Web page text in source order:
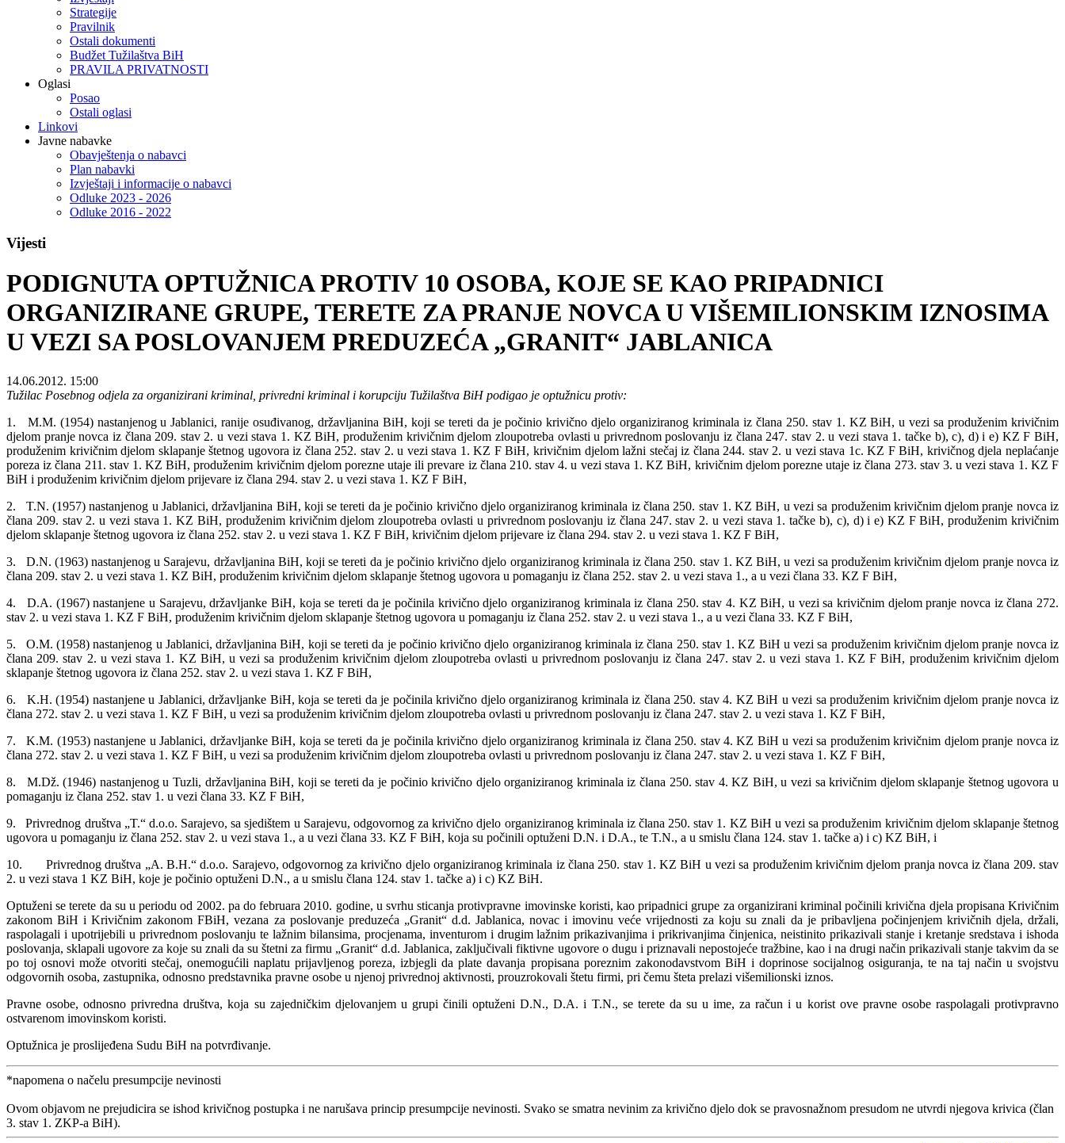
Strategije
Pravilnik
Ostali dokumenti
Budžet Tužilaštva BiH
PRAVILA PRIVATNOSTI
Oglasi
Posao
Ostali oglasi
Linkovi
Javne nabavke
Obavještenja o nabavci
Plan nabavki
Izvještaji i informacije o nabavci
Odluke 2023 - 2026
Odluke 2016 - 2022
Vijesti
PODIGNUTA OPTUŽNICA PROTIV 10 OSOBA, KOJE SE KAO PRIPADNICI
ORGANIZIRANE GRUPE, TERETE ZA PRANJE NOVCA U VIŠEMILIONSKIM IZNOSIMA
U VEZI SA POSLOVANJEM PREDUZEĆA „GRANIT“ JABLANICA
14.06.2012. 15:00
Tužilac Posebnog odjela za organizirani kriminal, privredni kriminal i korupciju Tužilaštva BiH podigao je optužnicu protiv:
1. M.M. (1954) nastanjenog u Jablanici, ranije osuđivanog, državljanina BiH, koji se tereti da je počinio krivično djelo organiziranog kriminala iz člana 250. stav 1. KZ BiH, u vezi sa produženim krivičnim
djelom pranje novca iz člana 209. stav 2. u vezi stava 1. KZ BiH, produženim krivičnim djelom zloupotreba ovlasti u privrednom poslovanju iz člana 247. stav 2. u vezi stava 1. tačke b), c), d) i e) KZ F BiH,
produženim krivičnim djelom sklapanje štetnog ugovora iz člana 252. stav 2. u vezi stava 1. KZ F BiH, krivičnim djelom lažni stečaj iz člana 244. stav 2. u vezi stava 1c. KZ F BiH, krivičnog djela neplaćanje
poreza iz člana 211. stav 1. KZ BiH, produženim krivičnim djelom porezne utaje ili prevare iz člana 210. stav 4. u vezi stava 1. KZ BiH, krivičnim djelom porezne utaje iz člana 273. stav 3. u vezi stava 1. KZ F
BiH i produženim krivičnim djelom prijevare iz člana 294. stav 2. u vezi stava 1. KZ F BiH,
2. T.N. (1957) nastanjenog u Jablanici, državljanina BiH, koji se tereti da je počinio krivično djelo organiziranog kriminala iz člana 250. stav 1. KZ BiH, u vezi sa produženim krivičnim djelom pranje novca iz
člana 209. stav 2. u vezi stava 1. KZ BiH, produženim krivičnim djelom zloupotreba ovlasti u privrednom poslovanju iz člana 247. stav 2. u vezi stava 1. tačke b), c), d) i e) KZ F BiH, produženim krivičnim
djelom sklapanje štetnog ugovora iz člana 252. stav 2. u vezi stava 1. KZ F BiH, krivičnim djelom prijevare iz člana 294. stav 2. u vezi stava 1. KZ F BiH,
3. D.N. (1963) nastanjenog u Sarajevu, državljanina BiH, koji se tereti da je počinio krivično djelo organiziranog kriminala iz člana 250. stav 1. KZ BiH, u vezi sa produženim krivičnim djelom pranje novca iz
člana 209. stav 2. u vezi stava 1. KZ BiH, produženim krivičnim djelom sklapanje štetnog ugovora u pomaganju iz člana 252. stav 2. u vezi stava 1., a u vezi člana 33. KZ F BiH,
4. D.A. (1967) nastanjene u Sarajevu, državljanke BiH, koja se tereti da je počinila krivično djelo organiziranog kriminala iz člana 250. stav 4. KZ BiH, u vezi sa krivičnim djelom pranje novca iz člana 272.
stav 2. u vezi stava 1. KZ F BiH, produženim krivičnim djelom sklapanje štetnog ugovora u pomaganju iz člana 252. stav 2. u vezi stava 1., a u vezi člana 33. KZ F BiH,
5. O.M. (1958) nastanjenog u Jablanici, državljanina BiH, koji se tereti da je počinio krivično djelo organiziranog kriminala iz člana 250. stav 1. KZ BiH u vezi sa produženim krivičnim djelom pranje novca iz
člana 209. stav 2. u vezi stava 1. KZ BiH, u vezi sa produženim krivičnim djelom zloupotreba ovlasti u privrednom poslovanju iz člana 247. stav 2. u vezi stava 1. KZ F BiH, produženim krivičnim djelom
sklapanje štetnog ugovora iz člana 252. stav 2. u vezi stava 1. KZ F BiH,
6. K.H. (1954) nastanjene u Jablanici, državljanke BiH, koja se tereti da je počinila krivično djelo organiziranog kriminala iz člana 250. stav 4. KZ BiH u vezi sa produženim krivičnim djelom pranje novca iz
člana 272. stav 2. u vezi stava 1. KZ F BiH, u vezi sa produženim krivičnim djelom zloupotreba ovlasti u privrednom poslovanju iz člana 247. stav 2. u vezi stava 1. KZ F BiH,
7. K.M. (1953) nastanjene u Jablanici, državljanke BiH, koja se tereti da je počinila krivično djelo organiziranog kriminala iz člana 250. stav 4. KZ BiH u vezi sa produženim krivičnim djelom pranje novca iz
člana 272. stav 2. u vezi stava 1. KZ F BiH, u vezi sa produženim krivičnim djelom zloupotreba ovlasti u privrednom poslovanju iz člana 247. stav 2. u vezi stava 1. KZ F BiH,
8. M.Dž. (1946) nastanjenog u Tuzli, državljanina BiH, koji se tereti da je počinio krivično djelo organiziranog kriminala iz člana 250. stav 4. KZ BiH, u vezi sa krivičnim djelom sklapanje štetnog ugovora u
pomaganju iz člana 252. stav 1. u vezi člana 33. KZ F BiH,
9. Privrednog društva „T.“ d.o.o. Sarajevo, sa sjedištem u Sarajevu, odgovornog za krivično djelo organiziranog kriminala iz člana 250. stav 1. KZ BiH u vezi sa produženim krivičnim djelom sklapanje štetnog
ugovora u pomaganju iz člana 252. stav 2. u vezi stava 1., a u vezi člana 33. KZ F BiH, koja su počinili optuženi D.N. i D.A., te T.N., a u smislu člana 124. stav 1. tačke a) i c) KZ BiH, i
10. Privrednog društva „A. B.H.“ d.o.o. Sarajevo, odgovornog za krivično djelo organiziranog kriminala iz člana 250. stav 1. KZ BiH u vezi sa produženim krivičnim djelom pranja novca iz člana 209. stav
2. u vezi stava 1 KZ BiH, koje je počinio optuženi D.N., a u smislu člana 124. stav 1. tačke a) i c) KZ BiH.
Optuženi se terete da su u periodu od 2002. pa do februara 2010. godine, u svrhu sticanja protivpravne imovinske koristi, kao pripadnici grupe za organizirani kriminal počinili krivična djela propisana Krivičnim
zakonom BiH i Krivičnim zakonom FBiH, vezana za poslovanje preduzeća „Granit“ d.d. Jablanica, novac i imovinu veće vrijednosti za koju su znali da je pribavljena počinjenjem krivičnih djela, držali,
raspolagali i upotrijebili u privrednom poslovanju te lažnim bilansima, procjenama, inventurom i drugim lažnim prikazivanjima i prikrivanjima činjenica, neistinito prikazivali stanje i kretanje sredstava i ishoda
poslovanja, sklapali ugovore za koje su znali da su štetni za firmu „Granit“ d.d. Jablanica, zaključivali fiktivne ugovore o dugu i priznavali nepostojeće tražbine, kao i na drugi način prikazivali stanje takvim da se
po toj osnovi može otvoriti stečaj, onemogućili naplatu prijavljenog poreza, izbjegli da plate davanja propisana poreznim zakonodavstvom BiH i doprinose socijalnog osiguranja, te na taj način u svojstvu
odgovornih osoba, zastupnika, odnosno predstavnika pravne osobe u njenoj privrednoj aktivnosti, prouzrokovali štetu firmi, pri čemu šteta prelazi višemilionski iznos.
Pravne osobe, odnosno privredna društva, koja su zajedničkim djelovanjem u grupi činili optuženi D.N., D.A. i T.N., se terete da su u ime, za račun i u korist ove pravne osobe raspolagali protivpravno
ostvarenom imovinskom koristi.
Optužnica je proslijeđena Sudu BiH na potvrđivanje.
*napomena o načelu presumpcije nevinosti
Ovom objavom ne prejudicira se ishod krivičnog postupka i ne narušava princip presumpcije nevinosti. Svako se smatra nevinim za krivično djelo dok se pravosnažnom presudom ne utvrdi njegova krivica (član
3. stav 1. ZKP-a BiH).